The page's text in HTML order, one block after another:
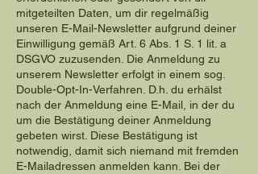
mitgeteilten Daten, um dir regelmäßig
unseren E-Mail-Newsletter aufgrund deiner
Einwilligung gemäß Art. 6 Abs. 1 S. 1 lit. a
DSGVO zuzusenden. Die Anmeldung zu
unserem Newsletter erfolgt in einem sog.
Double-Opt-In-Verfahren. D.h. du erhälst
nach der Anmeldung eine E-Mail, in der du
um die Bestätigung deiner Anmeldung
gebeten wirst. Diese Bestätigung ist
notwendig, damit sich niemand mit fremden
E-Mailadressen anmelden kann. Bei der